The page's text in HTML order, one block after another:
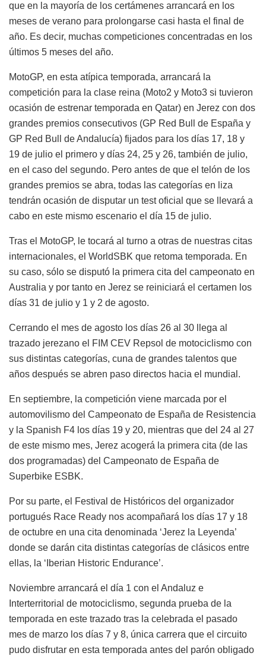
que en la mayoría de los certámenes arrancará en los
meses de verano para prolongarse casi hasta el final de
año. Es decir, muchas competiciones concentradas en los
últimos 5 meses del año.
MotoGP, en esta atípica temporada, arrancará la
competición para la clase reina (Moto2 y Moto3 si tuvieron
ocasión de estrenar temporada en Qatar) en Jerez con dos
grandes premios consecutivos (GP Red Bull de España y
GP Red Bull de Andalucía) fijados para los días 17, 18 y
19 de julio el primero y días 24, 25 y 26, también de julio,
en el caso del segundo. Pero antes de que el telón de los
grandes premios se abra, todas las categorías en liza
tendrán ocasión de disputar un test oficial que se llevará a
cabo en este mismo escenario el día 15 de julio.
Tras el MotoGP, le tocará al turno a otras de nuestras citas
internacionales, el WorldSBK que retoma temporada. En
su caso, sólo se disputó la primera cita del campeonato en
Australia y por tanto en Jerez se reiniciará el certamen los
días 31 de julio y 1 y 2 de agosto.
Cerrando el mes de agosto los días 26 al 30 llega al
trazado jerezano el FIM CEV Repsol de motociclismo con
sus distintas categorías, cuna de grandes talentos que
años después se abren paso directos hacia el mundial.
En septiembre, la competición viene marcada por el
automovilismo del Campeonato de España de Resistencia
y la Spanish F4 los días 19 y 20, mientras que del 24 al 27
de este mismo mes, Jerez acogerá la primera cita (de las
dos programadas) del Campeonato de España de
Superbike ESBK.
Por su parte, el Festival de Históricos del organizador
portugués Race Ready nos acompañará los días 17 y 18
de octubre en una cita denominada ‘Jerez la Leyenda’
donde se darán cita distintas categorías de clásicos entre
ellas, la ‘Iberian Historic Endurance’.
Noviembre arrancará el día 1 con el Andaluz e
Interterritorial de motociclismo, segunda prueba de la
temporada en este trazado tras la celebrada el pasado
mes de marzo los días 7 y 8, única carrera que el circuito
pudo disfrutar en esta temporada antes del parón obligado